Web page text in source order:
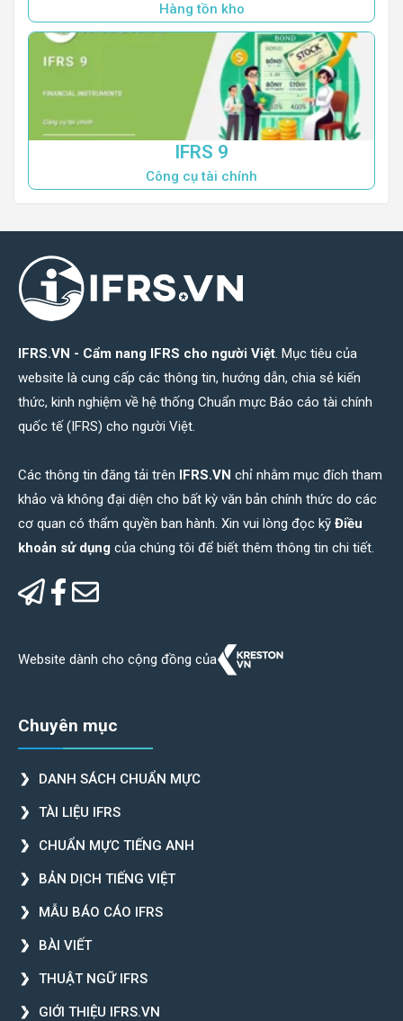
Hàng tồn kho
IFRS 9
Công cụ tài chính
IFRS.VN - Cẩm nang IFRS cho người Việt. Mục tiêu của
website là cung cấp các thông tin, hướng dẫn, chia sẻ kiến
thức, kinh nghiệm về hệ thống Chuẩn mực Báo cáo tài chính
quốc tế (IFRS) cho người Việt.
Các thông tin đăng tải trên IFRS.VN chỉ nhằm mục đích tham
khảo và không đại diện cho bất kỳ văn bản chính thức do các
cơ quan có thẩm quyền ban hành. Xin vui lòng đọc kỹ Điều
khoản sử dụng của chúng tôi để biết thêm thông tin chi tiết.
Website dành cho cộng đồng của
Chuyên mục
DANH SÁCH CHUẨN MỰC
TÀI LIỆU IFRS
CHUẨN MỰC TIẾNG ANH
BẢN DỊCH TIẾNG VIỆT
MẪU BÁO CÁO IFRS
BÀI VIẾT
THUẬT NGỮ IFRS
GIỚI THIỆU IFRS.VN